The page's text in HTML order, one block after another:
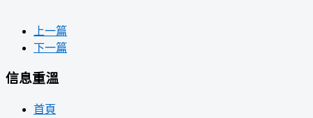
上一篇
下一篇
信息重溫
首頁